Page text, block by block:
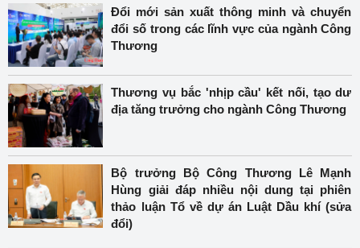
Đổi mới sản xuất thông minh và chuyển
đổi số trong các lĩnh vực của ngành Công
Thương
Thương vụ bắc 'nhịp cầu' kết nối, tạo dư
địa tăng trưởng cho ngành Công Thương
Bộ trưởng Bộ Công Thương Lê Mạnh
Hùng giải đáp nhiều nội dung tại phiên
thảo luận Tổ về dự án Luật Dầu khí (sửa
đổi)